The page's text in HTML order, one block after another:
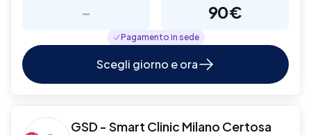
- 90€
Pagamento in sede
Scegli giorno e ora
GSD - Smart Clinic Milano Certosa